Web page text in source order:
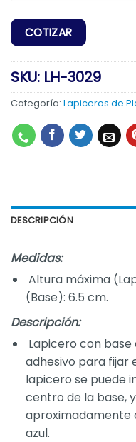
SKU: LH-3029
Categoría: Lapiceros de
DESCRIPCIÓN
Medidas:
Altura máxima
(Base): 6.5 cm.
Descripción:
Lapicero con
adhesivo para fijar
lapicero se puede
centro de la base,
aproximadamente
azul.